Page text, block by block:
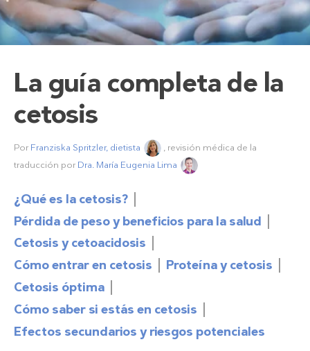
La guía completa de la
cetosis
Por Franziska Spritzler, dietista
, revisión médica de la
traducción por Dra. María Eugenia Lima
¿Qué es la cetosis?
Pérdida de peso y beneficios para la salud
Cetosis y cetoacidosis
Cómo entrar en cetosis
Proteína y cetosis
Cetosis óptima
Cómo saber si estás en cetosis
Efectos secundarios y riesgos potenciales